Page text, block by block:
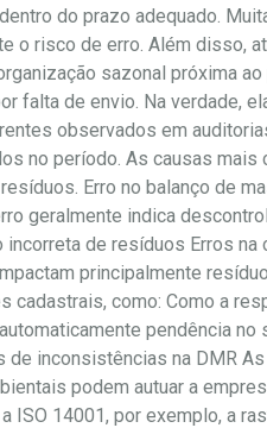
do prazo adequado.
o risco de erro. Além disso,
sazonal próxima
falta de envio. Na verdade,
observados em
no período. As causas
Erro no balanço de
geralmente indica
de resíduos Erros
principalmente
cadastrais, como: Como a
pendência
inconsistências na DMR
podem autuar a
ISO 14001, por exemplo, a